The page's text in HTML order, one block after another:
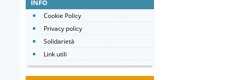
INFO
Cookie Policy
Privacy policy
Solidarietà
Link utili